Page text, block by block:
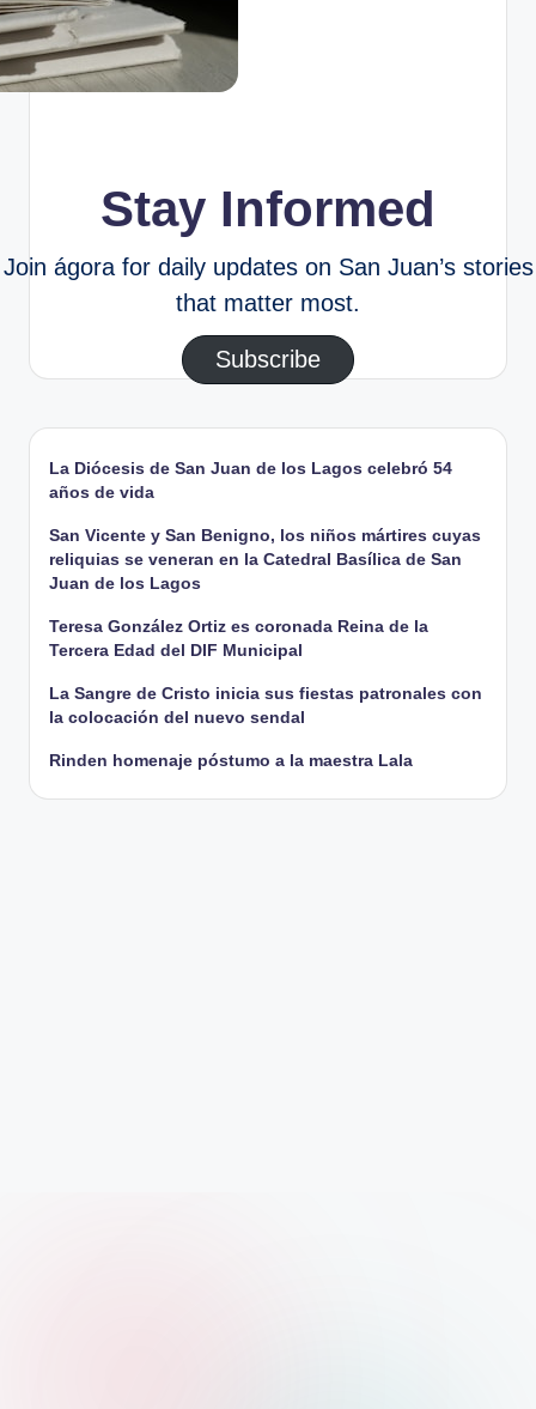
Stay Informed
Join ágora for daily updates on San Juan’s stories
that matter most.
Subscribe
La Diócesis de San Juan de los Lagos celebró 54
años de vida
San Vicente y San Benigno, los niños mártires cuyas
reliquias se veneran en la Catedral Basílica de San
Juan de los Lagos
Teresa González Ortiz es coronada Reina de la
Tercera Edad del DIF Municipal
La Sangre de Cristo inicia sus fiestas patronales con
la colocación del nuevo sendal
Rinden homenaje póstumo a la maestra Lala